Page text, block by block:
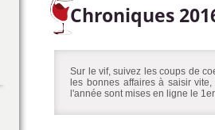
Chroniques
Sur le vif, suivez les coups de
les bonnes affaires à saisir
l'année sont mises en ligne le